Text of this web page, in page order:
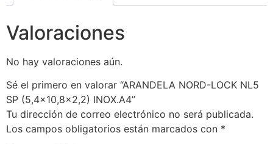
Valoraciones
No hay valoraciones aún.
Sé el primero en valorar “ARANDELA NORD-LOCK NL5
SP (5,4×10,8×2,2) INOX.A4”
Tu dirección de correo electrónico no será publicada.
Los campos obligatorios están marcados con *